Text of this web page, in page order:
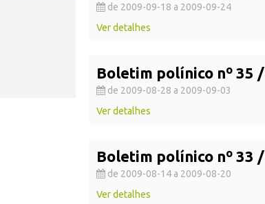
de 2009-09-18 a 2009-09-24
Ver detalhes
Boletim polínico nº 35 /
de 2009-08-28 a 2009-09-03
Ver detalhes
Boletim polínico nº 33 /
de 2009-08-14 a 2009-08-20
Ver detalhes